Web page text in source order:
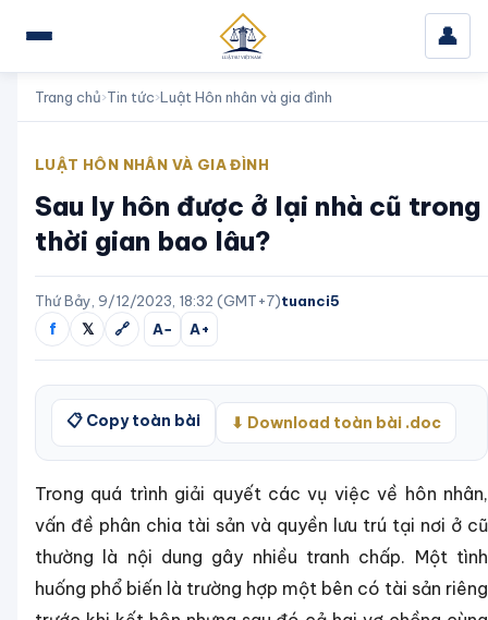
👤
Trang chủ›Tin tức›Luật Hôn nhân và gia đình
LUẬT HÔN NHÂN VÀ GIA ĐÌNH
Sau ly hôn được ở lại nhà cũ trong
thời gian bao lâu?
Thứ Bảy, 9/12/2023, 18:32 (GMT+7)tuanci5
f 𝕏 🔗 A− A+
📋 Copy toàn bài ⬇ Download toàn bài .doc
Trong quá trình giải quyết các vụ việc về hôn nhân,
vấn đề phân chia tài sản và quyền lưu trú tại nơi ở cũ
thường là nội dung gây nhiều tranh chấp. Một tình
huống phổ biến là trường hợp một bên có tài sản riêng